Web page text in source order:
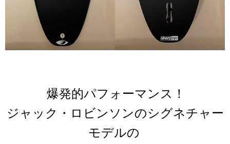
爆発的パフォーマンス！
ジャック・ロビンソンのシグネチャー
モデルの